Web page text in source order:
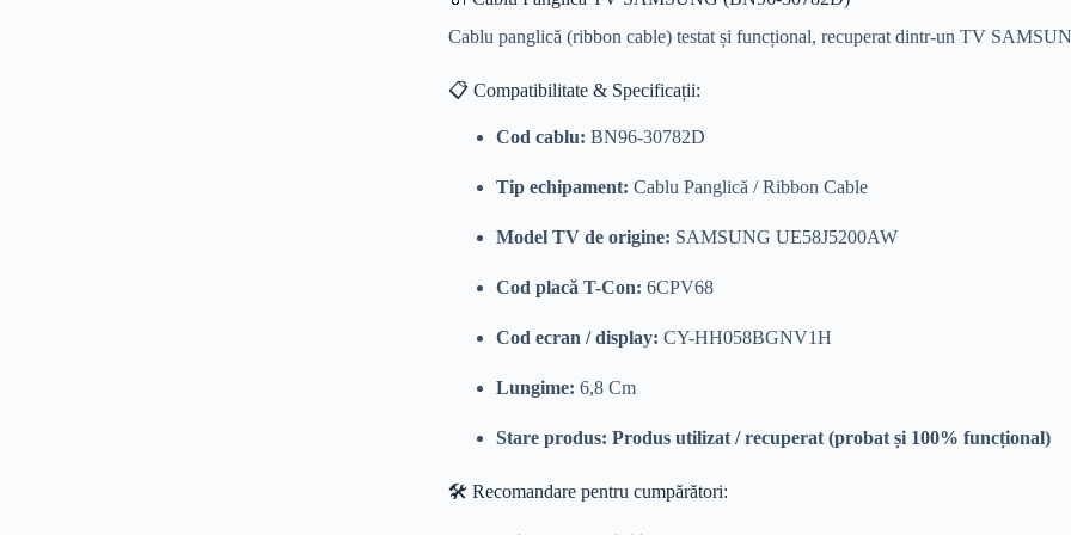
Cablu panglică (ribbon cable) testat și funcțional, recuperat dintr-un TV
📋 Compatibilitate & Specificații:
Cod cablu: BN96-30782D
Tip echipament: Cablu Panglică / Ribbon Cable
Model TV de origine: SAMSUNG UE58J5200AW
Cod placă T-Con: 6CPV68
Cod ecran / display: CY-HH058BGNV1H
Lungime: 6,8 Cm
Stare produs: Produs utilizat / recuperat (probat și 100% funcțional)
🛠️ Recomandare pentru cumpărători: